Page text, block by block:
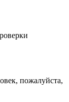
пожалуйста,